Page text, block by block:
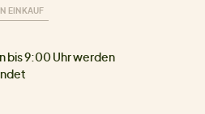
EINKAUF
bis 9:00 Uhr werden